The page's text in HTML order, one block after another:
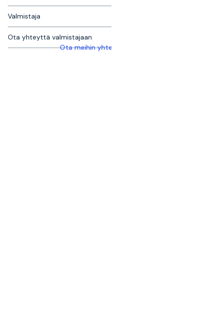
Valmistaja
Ota yhteyttä valmistajaan
Ota meihin yhteyttä saadaksesi lisätietoja